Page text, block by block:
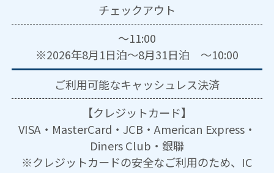
チェックアウト
～11:00
※2026年8月1日泊～8月31日泊 ～10:00
ご利用可能なキャッシュレス決済
【クレジットカード】
VISA・MasterCard・JCB・American Express・
Diners Club・銀聯
※クレジットカードの安全なご利用のため、IC